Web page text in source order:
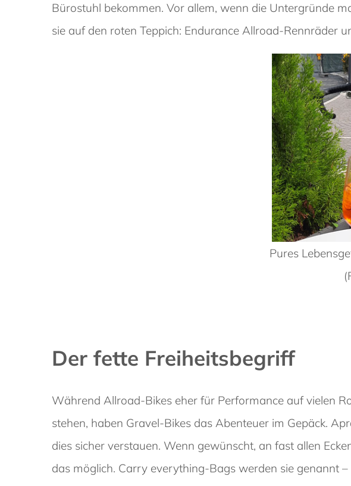
Bürostuhl bekommen. Vor allem, wenn die Untergründe
sie auf den roten Teppich: Endurance Allroad-Rennräder
Pures
Der fette Freiheitsbegriff
Während Allroad-Bikes eher für Performance auf vielen
stehen, haben Gravel-Bikes das Abenteuer im Gepäck.
dies sicher verstauen. Wenn gewünscht, an fast allen
das möglich. Carry everything-Bags werden sie genannt